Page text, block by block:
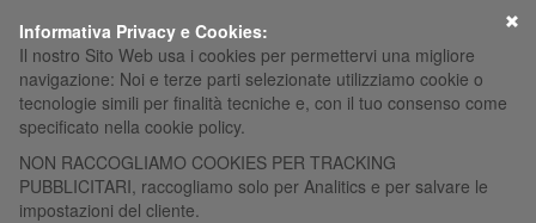
Informativa Privacy e Cookies:
Il nostro Sito Web usa i cookies per permettervi una migliore
navigazione: Noi e terze parti selezionate utilizziamo cookie o
tecnologie simili per finalità tecniche e, con il tuo consenso come
specificato nella cookie policy.
NON RACCOGLIAMO COOKIES PER TRACKING
PUBBLICITARI, raccogliamo solo per Analitics e per salvare le
impostazioni del cliente.
×